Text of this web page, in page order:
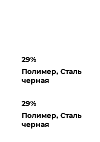
29%
Полимер, Сталь
черная
29%
Полимер, Сталь
черная